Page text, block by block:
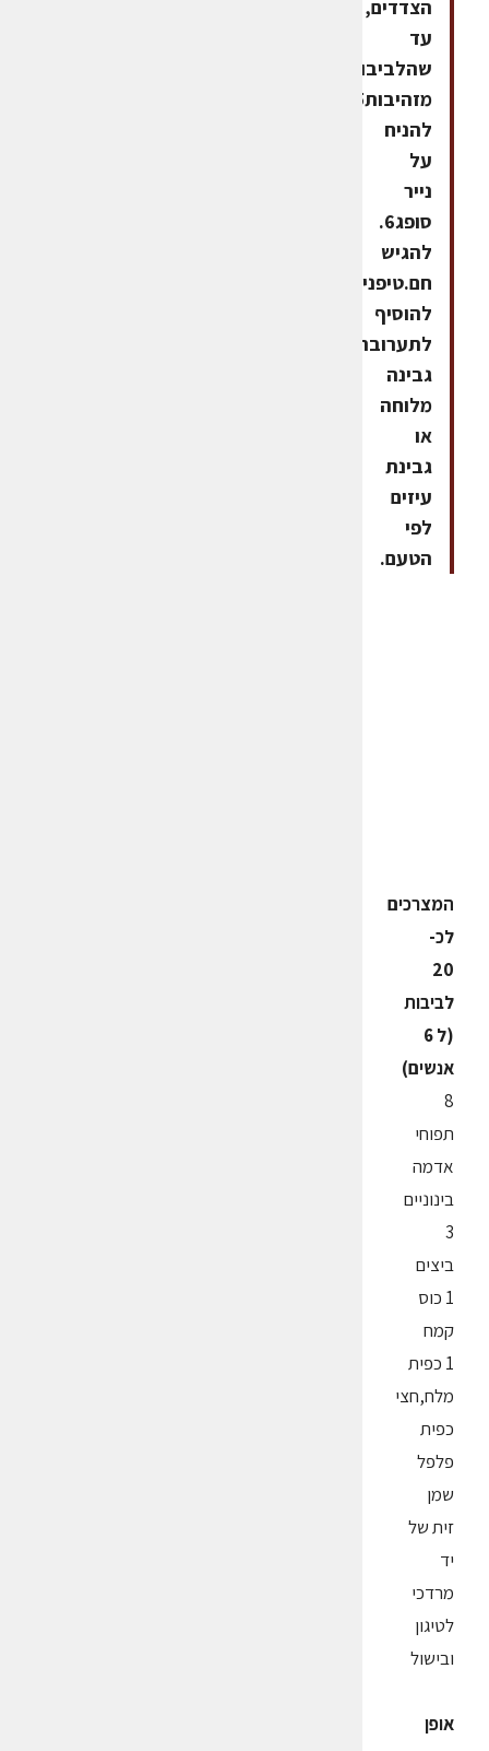
הצדדים,
עד
שהלביבות
להניח
על
נייר
סופג6.
להגיש
חם.טיפניתן
להוסיף
לתערובת
גבינה
מלוחה
או
גבינת
עיזים
לפי
הטעם.
המצרכים
לכ-
20
לביבות
(ל 6
אנשים)
8
תפוחי
אדמה
בינוניים
3
ביצים
1 כוס
קמח
1 כפית
מלח,חצי
כפית
פלפל
שמן
זית של
יד
מרדכי
לטיגון
ובישול
אופן